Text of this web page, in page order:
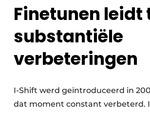
Finetunen leidt
substantiële
verbeteringen
I-Shift werd geïntroduceerd in
dat moment constant verbeterd.